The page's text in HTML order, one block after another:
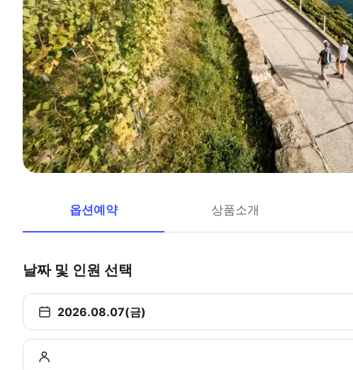
옵션예약 상품소개
날짜 및 인원 선택
2026.08.07(금)